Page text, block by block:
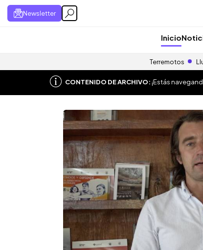
Newsletter
Inicio
Terremotos
CONTENIDO DE ARCHIVO:¡Estás